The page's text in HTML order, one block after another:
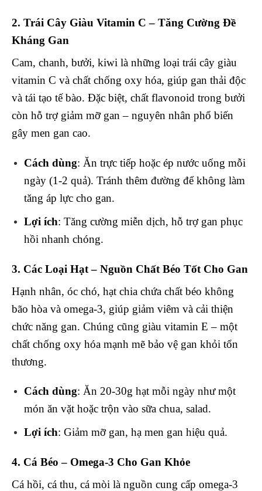
2. Trái Cây Giàu Vitamin C – Tăng Cường Đề
Kháng Gan
Cam, chanh, bưởi, kiwi là những loại trái cây giàu
vitamin C và chất chống oxy hóa, giúp gan thải độc
và tái tạo tế bào. Đặc biệt, chất flavonoid trong bưởi
còn hỗ trợ giảm mỡ gan – nguyên nhân phổ biến
gây men gan cao.
Cách dùng: Ăn trực tiếp hoặc ép nước uống mỗi
ngày (1-2 quả). Tránh thêm đường để không làm
tăng áp lực cho gan.
Lợi ích: Tăng cường miễn dịch, hỗ trợ gan phục
hồi nhanh chóng.
3. Các Loại Hạt – Nguồn Chất Béo Tốt Cho Gan
Hạnh nhân, óc chó, hạt chia chứa chất béo không
bão hòa và omega-3, giúp giảm viêm và cải thiện
chức năng gan. Chúng cũng giàu vitamin E – một
chất chống oxy hóa mạnh mẽ bảo vệ gan khỏi tổn
thương.
Cách dùng: Ăn 20-30g hạt mỗi ngày như một
món ăn vặt hoặc trộn vào sữa chua, salad.
Lợi ích: Giảm mỡ gan, hạ men gan hiệu quả.
4. Cá Béo – Omega-3 Cho Gan Khỏe
Cá hồi, cá thu, cá mòi là nguồn cung cấp omega-3